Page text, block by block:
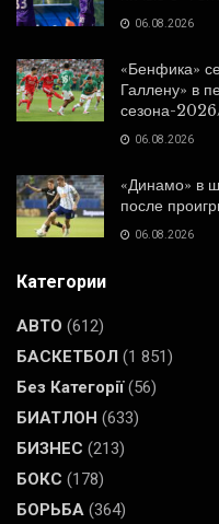
06.08.2026
«Бенфика»
Галлену» в
сезона-
06.08.2026
«Динамо» в
после
06.08.2026
Категории
АВТО (612)
БАСКЕТБОЛ (1 851)
Без Категорії(56)
БИАТЛОН (633)
БИЗНЕС (213)
БОКС (178)
БОРЬБА (364)